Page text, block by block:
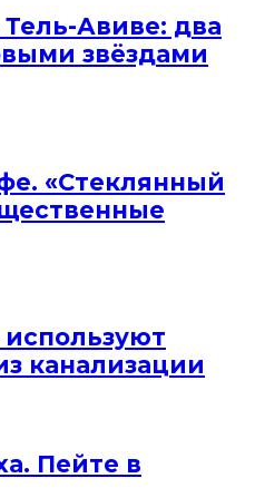
Авиве: два
звёздами
«Стеклянный
канализации
Пейте в